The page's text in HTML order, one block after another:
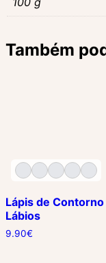
Também
Lápis de Contorno
Lábios
9.90€